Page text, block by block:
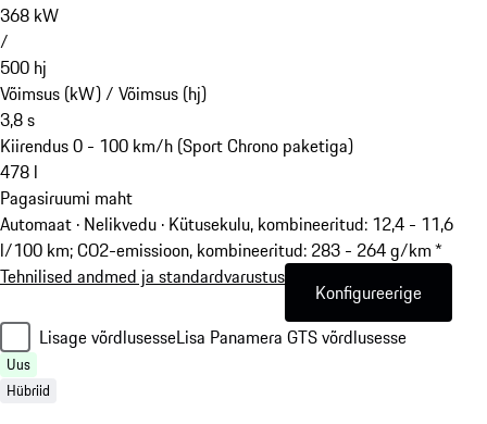
368 kW
/
500 hj
Võimsus (kW) / Võimsus (hj)
3,8s
Kiirendus 0 - 100 km/h (Sport Chrono paketiga)
478 l
Pagasiruumi maht
Automaat · Nelikvedu · Kütusekulu, kombineeritud: 12,4 - 11,6
l/100 km; CO2-emissioon, kombineeritud: 283 - 264 g/km *
Tehnilised andmed ja standardvarustus
Konfigureerige
Lisage võrdlusesseLisa Panamera GTS võrdlusesse
Uus
Hübriid